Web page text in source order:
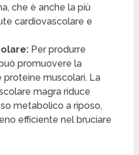
che è anche la più
cardiovascolare e
Per produrre
promuovere la
muscolari. La
magra riduce
metabolico a riposo,
efficiente nel bruciare